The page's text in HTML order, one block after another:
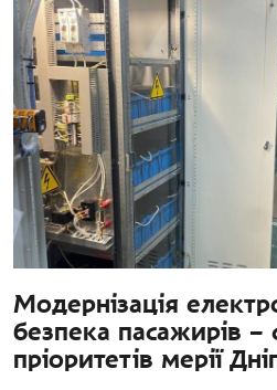
Модернізація
безпека пасажирів –
пріоритетів мерії